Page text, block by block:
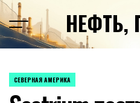
Перейти
к
содержимомуНЕФТЬ,
ОПУБЛИКОВАНО
СЕВЕРНАЯ АМЕРИКА